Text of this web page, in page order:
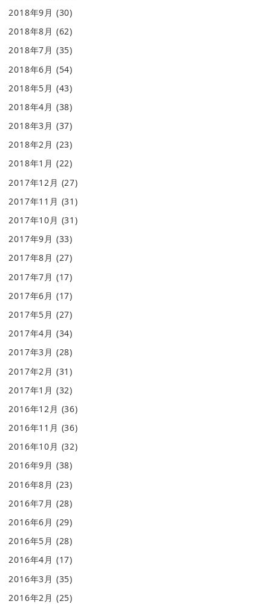
2018年9月 (30)
2018年8月 (62)
2018年7月 (35)
2018年6月 (54)
2018年5月 (43)
2018年4月 (38)
2018年3月 (37)
2018年2月 (23)
2018年1月 (22)
2017年12月 (27)
2017年11月 (31)
2017年10月 (31)
2017年9月 (33)
2017年8月 (27)
2017年7月 (17)
2017年6月 (17)
2017年5月 (27)
2017年4月 (34)
2017年3月 (28)
2017年2月 (31)
2017年1月 (32)
2016年12月 (36)
2016年11月 (36)
2016年10月 (32)
2016年9月 (38)
2016年8月 (23)
2016年7月 (28)
2016年6月 (29)
2016年5月 (28)
2016年4月 (17)
2016年3月 (35)
2016年2月 (25)